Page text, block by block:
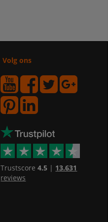
Volg ons
Trustscore4.5 | 13.631
reviews